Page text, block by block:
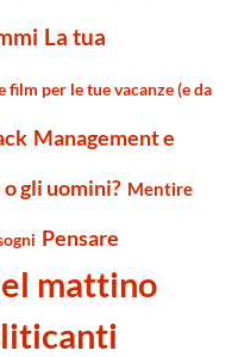
La tua
film per le tue vacanze (e da
Management e
gli uomini? Mentire
Pensare
mattino